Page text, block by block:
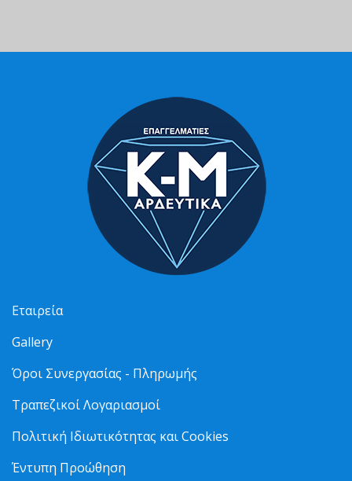
Εταιρεία
Gallery
Όροι Συνεργασίας - Πληρωμής
Τραπεζικοί Λογαριασμοί
Πολιτική Ιδιωτικότητας και Cookies
Έντυπη Προώθηση